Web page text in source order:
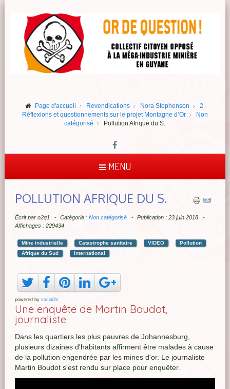
Page d'accueil Revendications Nora Stephenson
2 -
Réflexions et questionnements sur le projet Montagne d’Or
Non
catégorisé
Pollution Afrique du S.
MENU
POLLUTION AFRIQUE DU S.
Écrit par o2q1 Catégorie : Non catégorisé
Publication : 23 juin 2018
Affichages : 229434
Mine industrielle Catastrophe sanitaire VIDEO
Pollution
Afrique du Sud
International
powered by social2s
Une enquête de Martin Boudot,
journaliste
Dans les quartiers les plus pauvres de Johannesburg,
plusieurs dizaines d'habitants affirment être malades à cause
de la pollution engendrée par les mines d'or. Le journaliste
Martin Boudot s'est rendu sur place pour enquêter.